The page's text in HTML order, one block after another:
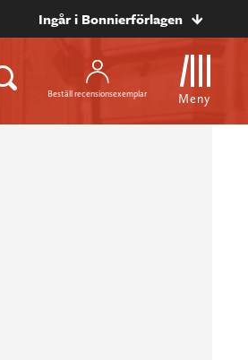
Ingår i Bonnierförlagen
Beställ recensionsexemplar Meny